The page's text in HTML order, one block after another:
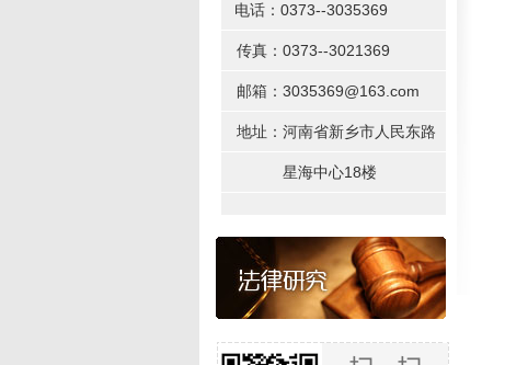
电话：0373--3035369
传真：0373--3021369
邮箱：3035369@163.com
地址：河南省新乡市人民东路
星海中心18楼